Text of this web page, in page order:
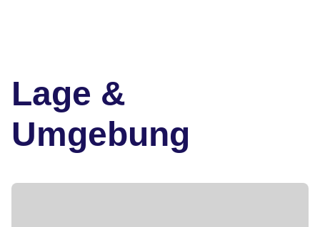
Lage &
Umgebung